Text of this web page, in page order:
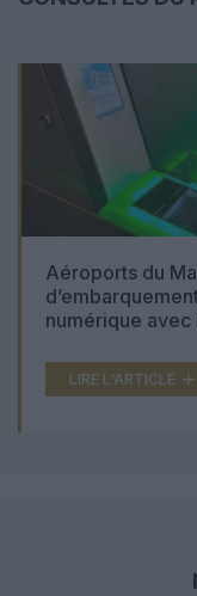
Aéroports du
numérique avec
LIRE L'ARTICLE